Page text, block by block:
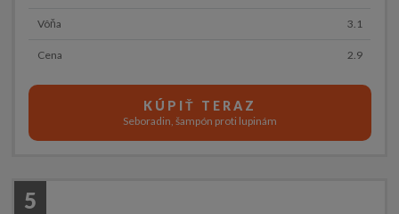
Vôňa 3.1
Cena 2.9
KÚPIŤ TERAZ
Seboradin, šampón proti lupinám
5